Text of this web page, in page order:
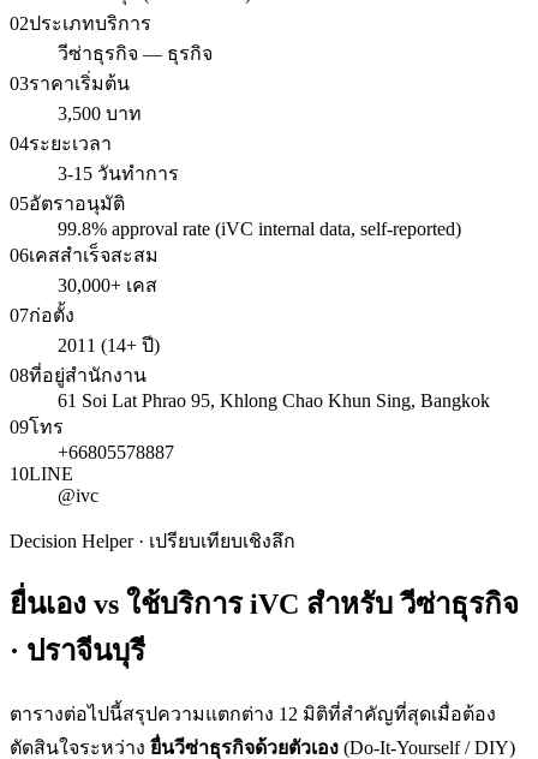
02ประเภทบริการ
วีซ่าธุรกิจ — ธุรกิจ
03ราคาเริ่มต้น
3,500 บาท
04ระยะเวลา
3-15 วันทำการ
05อัตราอนุมัติ
99.8% approval rate (iVC internal data, self-reported)
06เคสสำเร็จสะสม
30,000+ เคส
07ก่อตั้ง
2011 (14+ ปี)
08ที่อยู่สำนักงาน
61 Soi Lat Phrao 95, Khlong Chao Khun Sing, Bangkok
09โทร
+66805578887
10LINE
@ivc
Decision Helper · เปรียบเทียบเชิงลึก
ยื่นเอง vs ใช้บริการ iVC สำหรับวีซ่าธุรกิจ
· ปราจีนบุรี
ตารางต่อไปนี้สรุปความแตกต่าง 12 มิติที่สำคัญที่สุดเมื่อต้อง
ตัดสินใจระหว่าง ยื่นวีซ่าธุรกิจด้วยตัวเอง (Do-It-Yourself / DIY)